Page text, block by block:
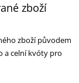
zboží
zboží původem
a celní kvóty pro